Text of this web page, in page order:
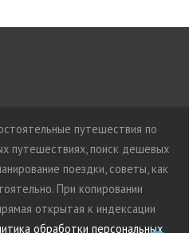
путешествия по
путешествиях, поиск дешевых
поездки, советы, как
При копировании
открытая к индексации
обработки персональных